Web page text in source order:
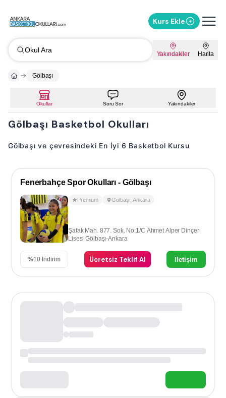
Kurs Ekle
Okul Ara Yakındakiler Harita
Gölbaşı
Okullar Soru Sor Yakındakiler
Gölbaşı Basketbol Okulları
Gölbaşı ve çevresindeki En İyi 6 Basketbol Kursu
Fenerbahçe Spor Okulları - Gölbaşı
Premium Gölbaşı ,Ankara
Şafak Mah. 877. Sok. No:1/C Ahmet Alper Dinçer
Lisesi Gölbaşı-Ankara
%10 İndirim Ücretsiz Teklif Al İletişim